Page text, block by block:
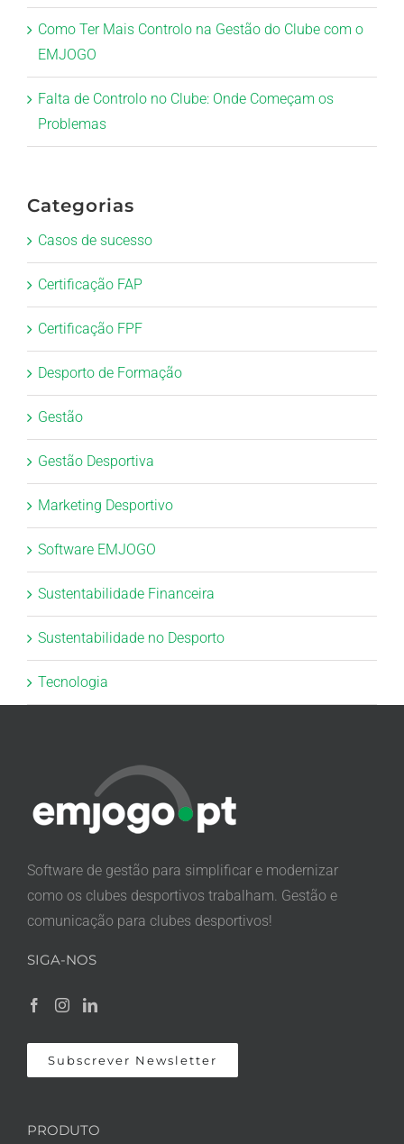
Como Ter Mais Controlo na Gestão do Clube com o
EMJOGO
Falta de Controlo no Clube: Onde Começam os
Problemas
Categorias
Casos de sucesso
Certificação FAP
Certificação FPF
Desporto de Formação
Gestão
Gestão Desportiva
Marketing Desportivo
Software EMJOGO
Sustentabilidade Financeira
Sustentabilidade no Desporto
Tecnologia
Software de gestão para simplificar e modernizar
como os clubes desportivos trabalham. Gestão e
comunicação para clubes desportivos!
SIGA-NOS
Subscrever Newsletter
PRODUTO